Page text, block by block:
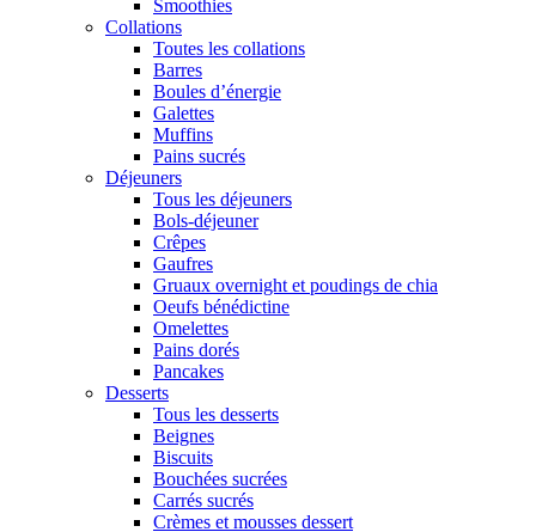
Smoothies
Collations
Toutes les collations
Barres
Boules d’énergie
Galettes
Muffins
Pains sucrés
Déjeuners
Tous les déjeuners
Bols-déjeuner
Crêpes
Gaufres
Gruaux overnight et poudings de chia
Oeufs bénédictine
Omelettes
Pains dorés
Pancakes
Desserts
Tous les desserts
Beignes
Biscuits
Bouchées sucrées
Carrés sucrés
Crèmes et mousses dessert